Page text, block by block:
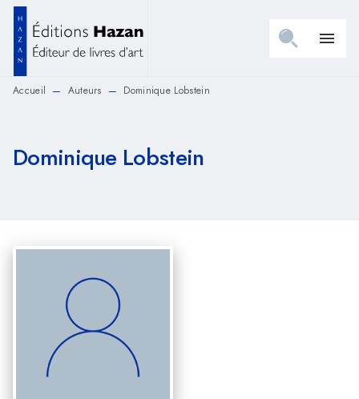
MENU RECHERCHE
PIED DE PAGE
menu
Accueil — Auteurs — Dominique Lobstein
Dominique Lobstein